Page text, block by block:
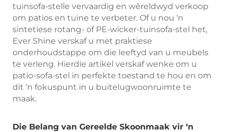
tuinsofa-stelle vervaardig en wêreldwyd verkoop
om patios en tuine te verbeter. Of u nou ‘n
sintetiese rotang- of PE-wicker-tuinsofa-stel het,
Ever Shine verskaf u met praktiese
onderhoudstappe om die leeftyd van u meubels
te verleng. Hierdie artikel verskaf wenke om u
patio-sofa-stel in perfekte toestand te hou en om
dit ‘n fokuspunt in u buitelugwoonruimte te
maak.
Die Belang van Gereelde Skoonmaak vir ‘n